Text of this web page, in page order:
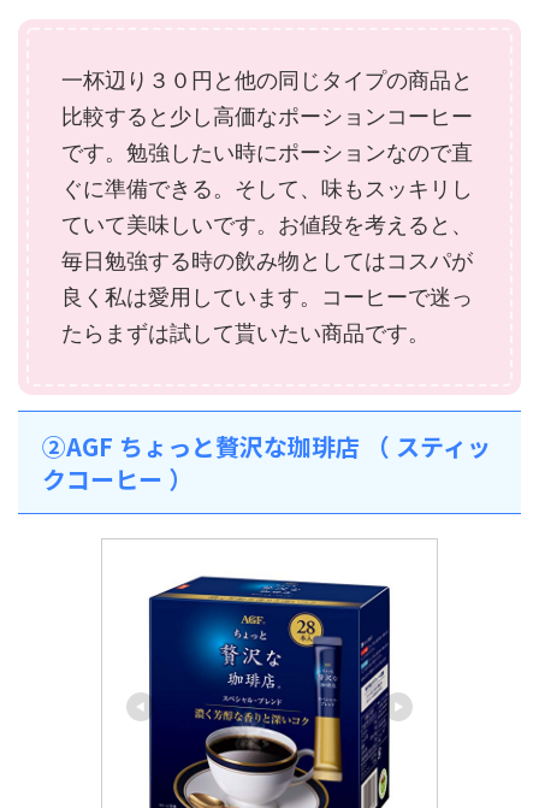
一杯辺り３０円と他の同じタイプの商品と
比較すると少し高価なポーションコーヒー
です。勉強したい時にポーションなので直
ぐに準備できる。そして、味もスッキリし
ていて美味しいです。お値段を考えると、
毎日勉強する時の飲み物としてはコスパが
良く私は愛用しています。コーヒーで迷っ
たらまずは試して貰いたい商品です。
②AGF ちょっと贅沢な珈琲店 （ スティッ
クコーヒー ）